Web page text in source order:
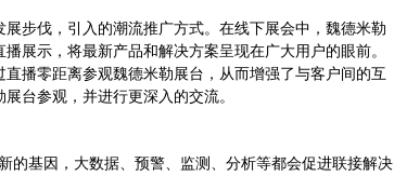
步伐，引入的潮流推广方式。在线下展会中，魏德米勒
展示，将最新产品和解决方案呈现在广大用户的眼前。
播零距离参观魏德米勒展台，从而增强了与客户间的互
台参观，并进行更深入的交流。
的基因，大数据、预警、监测、分析等都会促进联接解决